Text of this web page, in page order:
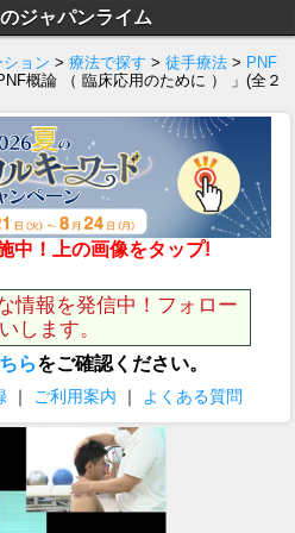
ジャパンライム
ョン > 療法で探す > 徒手療法 > PNF
概論 （ 臨床応用のために ） 」(全２
中！上の画像をタップ!
情報を発信中！フォロー
します。
らをご確認ください。
｜ ご利用案内 ｜ よくある質問